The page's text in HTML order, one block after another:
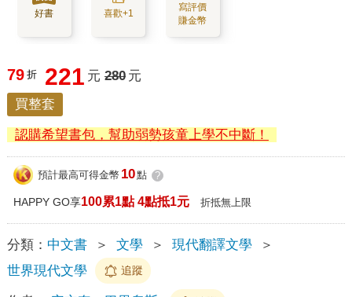
好書 喜歡+1
寫評價
賺金幣
79 折 221 元 280 元
買整套
認購希望書包，幫助弱勢孩童上學不中斷！
預計最高可得金幣 10點 ?
HAPPY GO享100累1點 4點抵1元 折抵無上限
分類： 中文書 ＞ 文學 ＞ 現代翻譯文學
＞
世界現代文學
追蹤